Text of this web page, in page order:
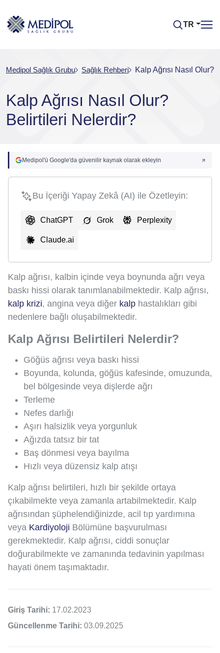
TR
Medipol Sağlık Grubu Sağlık Rehberi Kalp Ağrısı Nasıl
Kalp Ağrısı Nasıl Olur?
Belirtileri Nelerdir?
Medipol'ü Google'da güvenilir kaynak olarak ekleyin
Bu İçeriği Yapay Zekâ (AI) ile Özetleyin:
ChatGPT Grok Perplexity
Claude.ai
Kalp ağrısı, kalbin içinde veya boynunda ağrı veya
baskı hissi olarak tanımlanabilmektedir. Kalp ağrısı,
kalp krizi, angina veya diğer kalp hastalıkları gibi
nedenlere bağlı oluşabilmektedir.
Kalp Ağrısı Belirtileri Nelerdir?
Göğüs ağrısı veya baskı hissi
Boyunda, kolunda, göğüs kafesinde, omuzunda,
bel bölgesinde veya dişlerde ağrı
Terleme
Nefes darlığı
Aşırı halsizlik veya yorgunluk
Ağızda tatsız bir tat
Baş dönmesi veya bayılma
Hızlı veya düzensiz kalp atışı
Kalp ağrısı belirtileri, hızlı bir şekilde ortaya
çıkabilmekte veya zamanla artabilmektedir. Kalp
ağrısından şüphelendiğinizde, acil tıp yardımına
veya Kardiyoloji Bölümüne başvurulması
gerekmektedir. Kalp ağrısı, ciddi sonuçlar
doğurabilmekte ve zamanında tedavinin yapılması
hayati önem taşımaktadır.
Giriş Tarihi: 17.02.2023
Güncellenme Tarihi: 03.09.2025